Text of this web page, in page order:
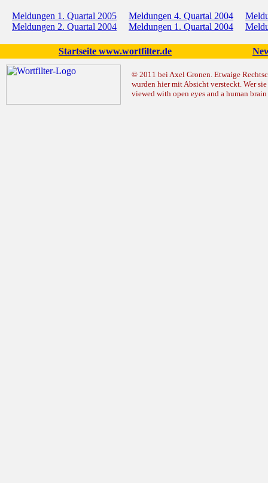
Meldungen 1. Quartal 2005 Meldungen 4. Quartal 2004
Meldungen 2. Quartal 2004
Meldungen 1. Quartal 2004
Startseite www.wortfilter.de
© 2011 bei Axel Gronen. Etwaige
wurden hier mit Absicht versteckt. Wer
viewed with open eyes and a human